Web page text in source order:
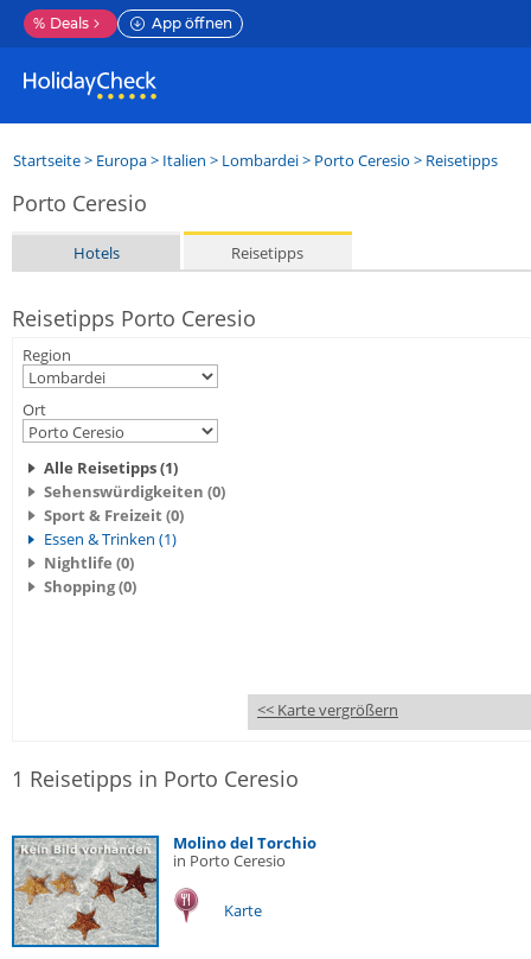
% Deals App öffnen
Startseite> Europa> Italien > Lombardei> Porto Ceresio > Reisetipps
Porto Ceresio
Hotels Reisetipps
Reisetipps Porto Ceresio
Region
Ort
Alle Reisetipps (1)
Sehenswürdigkeiten (0)
Sport & Freizeit (0)
Essen & Trinken (1)
Nightlife (0)
Shopping (0)
<< Karte vergrößern
1 Reisetipps in Porto Ceresio
Molino del Torchio
in Porto Ceresio
Karte